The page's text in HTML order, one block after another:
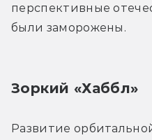
перспективные
были заморожены.
Зоркий «Хаббл»
Развитие